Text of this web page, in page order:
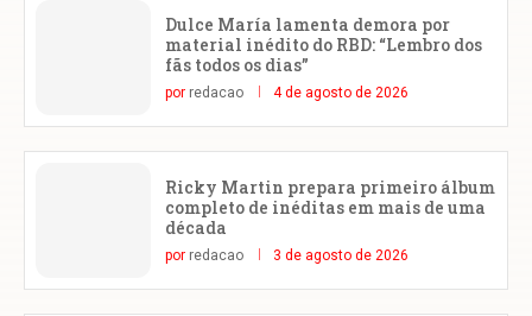
Dulce María lamenta demora por
material inédito do RBD: “Lembro dos
fãs todos os dias”
por redacao 4 de agosto de 2026
Ricky Martin prepara primeiro álbum
completo de inéditas em mais de uma
década
por redacao 3 de agosto de 2026